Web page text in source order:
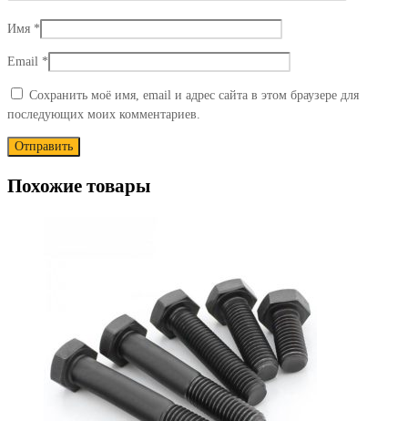
Имя *
Email *
Сохранить моё имя, email и адрес сайта в этом браузере для
последующих моих комментариев.
Похожие товары